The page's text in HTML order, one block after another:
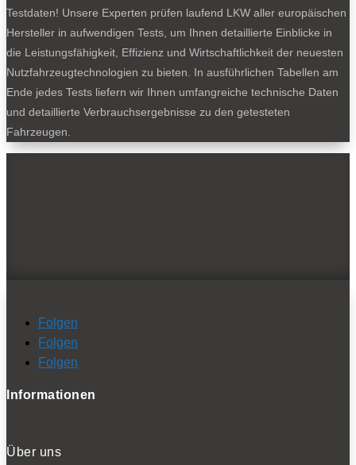
Testdaten! Unsere Experten prüfen laufend LKW aller europäischen
Hersteller in aufwendigen Tests, um Ihnen detaillierte Einblicke in
die Leistungsfähigkeit, Effizienz und Wirtschaftlichkeit der neuesten
Nutzfahrzeugtechnologien zu bieten. In ausführlichen Tabellen am
Ende jedes Tests liefern wir Ihnen umfangreiche technische Daten
und detaillierte Verbrauchsergebnisse zu den getesteten
Fahrzeugen.
Folgen
Folgen
Folgen
Informationen
Über uns